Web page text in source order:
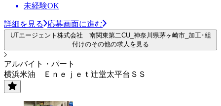
未経験OK
詳細を見る 応募画面に進む
UTエージェント株式会社 南関東第二CU_神奈川県茅ヶ崎市_加工･組
付けのその他の求人を見る
アルバイト・パート
横浜米油 Ｅｎｅｊｅｔ辻堂太平台ＳＳ